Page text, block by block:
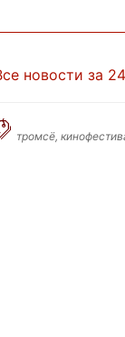
новости за
тромсё,